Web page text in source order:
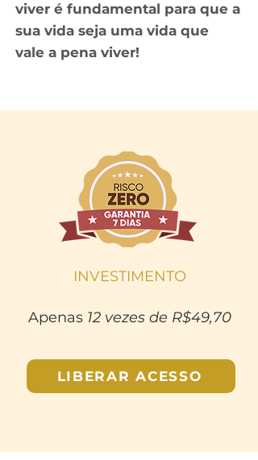
viver é fundamental para que a
sua vida seja uma vida que
vale a pena viver!
INVESTIMENTO
Apenas 12 vezes de R$49,70
LIBERAR ACESSO